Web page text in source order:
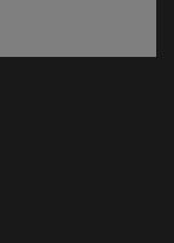
ventana)
ventana)